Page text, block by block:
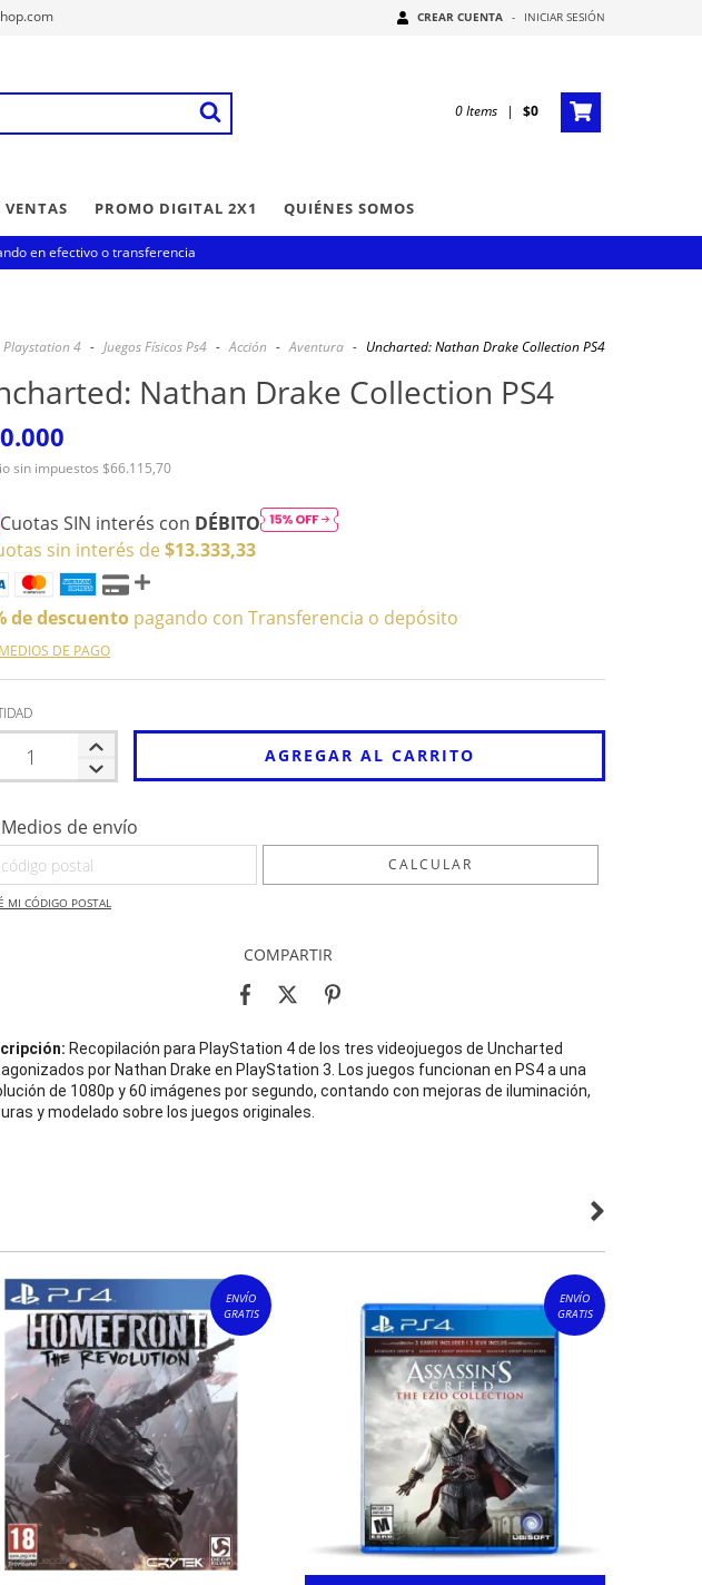
CREAR CUENTA - INICIAR SESIÓN
0Items | $0
VENTAS PROMO DIGITAL 2X1 QUIÉNES SOMOS
en efectivo o transferencia
Playstation 4 - Juegos Físicos Ps4 - Acción - Aventura - Uncharted: Nathan Drake Collection PS4
Nathan Drake Collection PS4
sin impuestos $66.115,70
Cuotas SIN interés con DÉBITO
sin interés de $13.333,33
de descuento pagando con Transferencia o depósito
DE PAGO
para el CP:
Medios de envío
CALCULAR
MI CÓDIGO POSTAL
COMPARTIR
Recopilación para PlayStation 4 de los tres videojuegos de Uncharted
por Nathan Drake en PlayStation 3. Los juegos funcionan en PS4 a una
de 1080p y 60 imágenes por segundo, contando con mejoras de iluminación,
y modelado sobre los juegos originales.
ENVÍO
GRATIS
ENVÍO
GRATIS